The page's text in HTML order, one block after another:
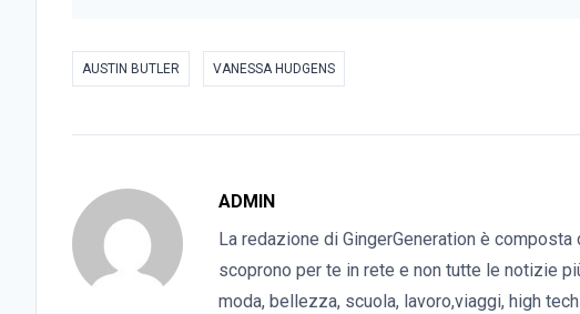
AUSTIN BUTLER VANESSA HUDGENS
ADMIN
La redazione di GingerGeneration è
scoprono per te in rete e non tutte le notizie
moda, bellezza, scuola, lavoro,viaggi, high tech